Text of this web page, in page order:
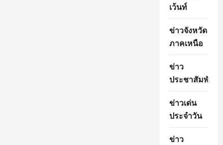
เว้นท์
ข่าวจังหวัด
ภาคเหนือ
ข่าว
ประชาสัมพันธ์
ข่าวเด่น
ประจำวัน
ข่าว